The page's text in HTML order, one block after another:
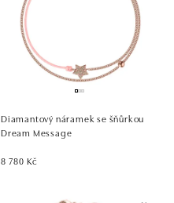
Diamantový náramek se šňůrkou
Dream Message
8 780 Kč